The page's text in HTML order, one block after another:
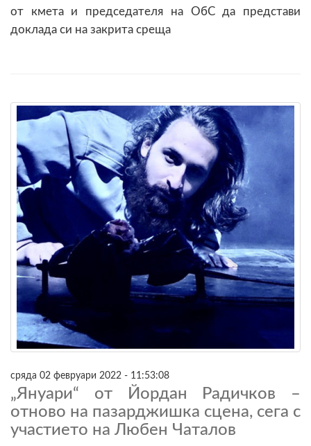
от кмета и председателя на ОбС да представи
доклада си на закрита среща
сряда 02 февруари 2022 - 11:53:08
„Януари“ от Йордан Радичков –
отново на пазарджишка сцена, сега с
участието на Любен Чаталов